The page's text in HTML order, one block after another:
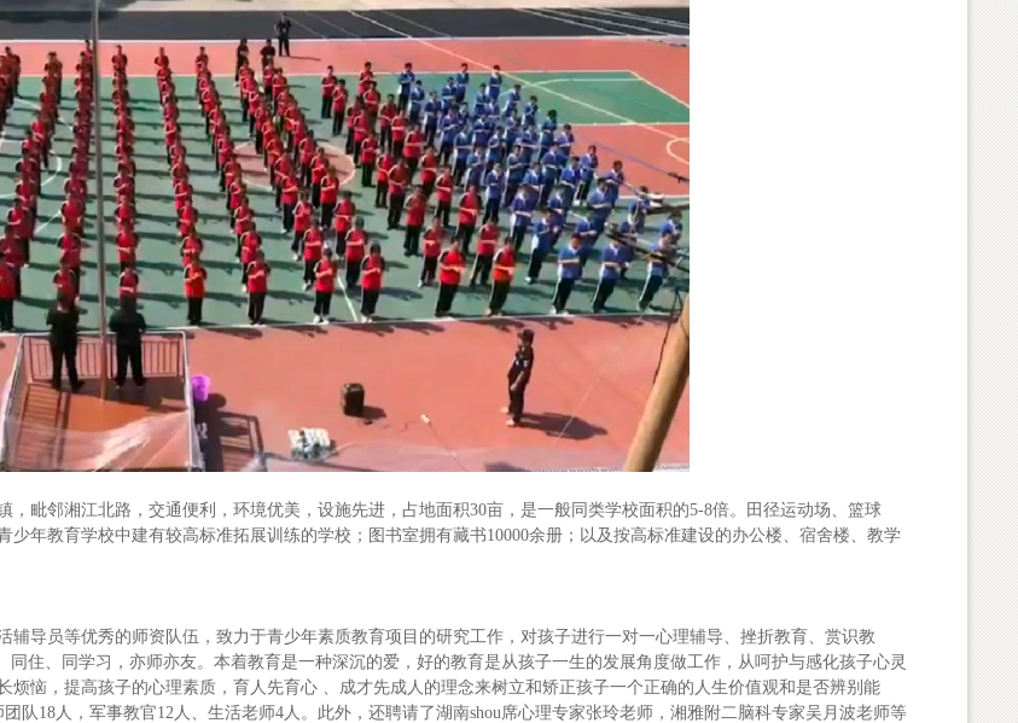
邻湘江北路，交通便利，环境优美，设施先进，占地面积30亩，是一般同类学校面积的5-8倍。田径运动场、篮球
年教育学校中建有较高标准拓展训练的学校；图书室拥有藏书10000余册；以及按高标准建设的办公楼、宿舍楼、教学
员等优秀的师资队伍，致力于青少年素质教育项目的研究工作，对孩子进行一对一心理辅导、挫折教育、赏识教
住、同学习，亦师亦友。本着教育是一种深沉的爱，好的教育是从孩子一生的发展角度做工作，从呵护与感化孩子心灵
恼，提高孩子的心理素质，育人先育心 、成才先成人的理念来树立和矫正孩子一个正确的人生价值观和是否辨别能
队18人，军事教官12人、生活老师4人。此外，还聘请了湖南shou席心理专家张玲老师，湘雅附二脑科专家吴月波老师等